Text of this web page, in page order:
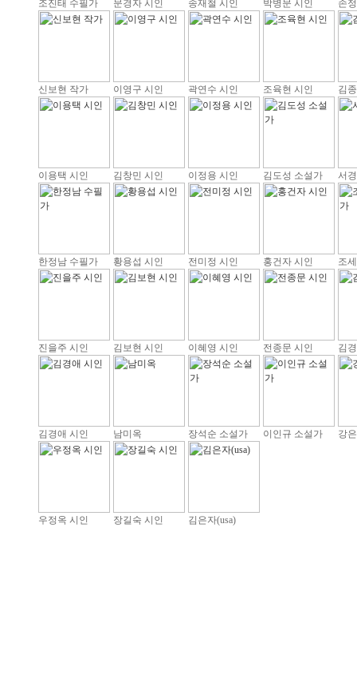
조진태 수필가 문경자 시인 송재철 시인 박병문 시인 손
신보현 작가 이영구 시인 곽연수 시인 조육현 시인 김
이용택 시인 김창민 시인 이정용 시인 김도성 소설가 서
한정남 수필가 황용섭 시인 전미정 시인 홍건자 시인 조
진을주 시인 김보현 시인 이혜영 시인 전종문 시인 김
김경애 시인 남미옥 장석순 소설가 이인규 소설가 강
우정옥 시인 장길숙 시인 김은자(usa)